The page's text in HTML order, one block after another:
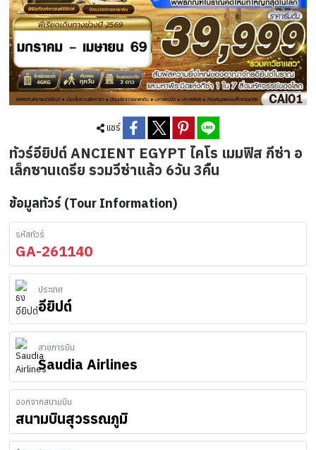
แชร์
ทัวร์อียิปต์ ANCIENT EGYPT ไคโร เมมฟิส กีซ่า อ
เล็กซานเดรีย รวมวีซ่าแล้ว 6วัน 3คืน
ข้อมูลทัวร์ (Tour Information)
รหัสทัวร์
GA-261140
ประเทศ
อียิปต์
สายการบิน
Saudia Airlines
ออกจากสนามบิน
สนามบินสุวรรณภูมิ